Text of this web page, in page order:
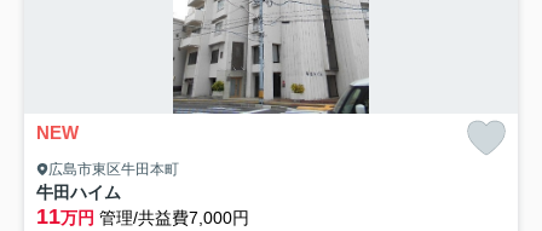
NEW
広島市東区牛田本町
牛田ハイム
11万円 管理/共益費7,000円